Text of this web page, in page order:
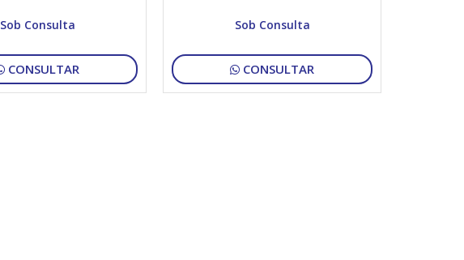
Sob Consulta
CONSULTAR
Sob Consulta
CONSULTAR